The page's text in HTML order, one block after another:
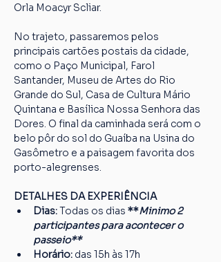
Orla Moacyr Scliar.
No trajeto, passaremos pelos
principais cartões postais da cidade,
como o Paço Municipal, Farol
Santander, Museu de Artes do Rio
Grande do Sul, Casa de Cultura Mário
Quintana e Basílica Nossa Senhora das
Dores. O final da caminhada será com o
belo pôr do sol do Guaíba na Usina do
Gasômetro e a paisagem favorita dos
porto-alegrenses.
DETALHES DA EXPERIÊNCIA
Dias: Todas os dias **Minimo 2
participantes para acontecer o
passeio**
Horário: das 15h às 17h